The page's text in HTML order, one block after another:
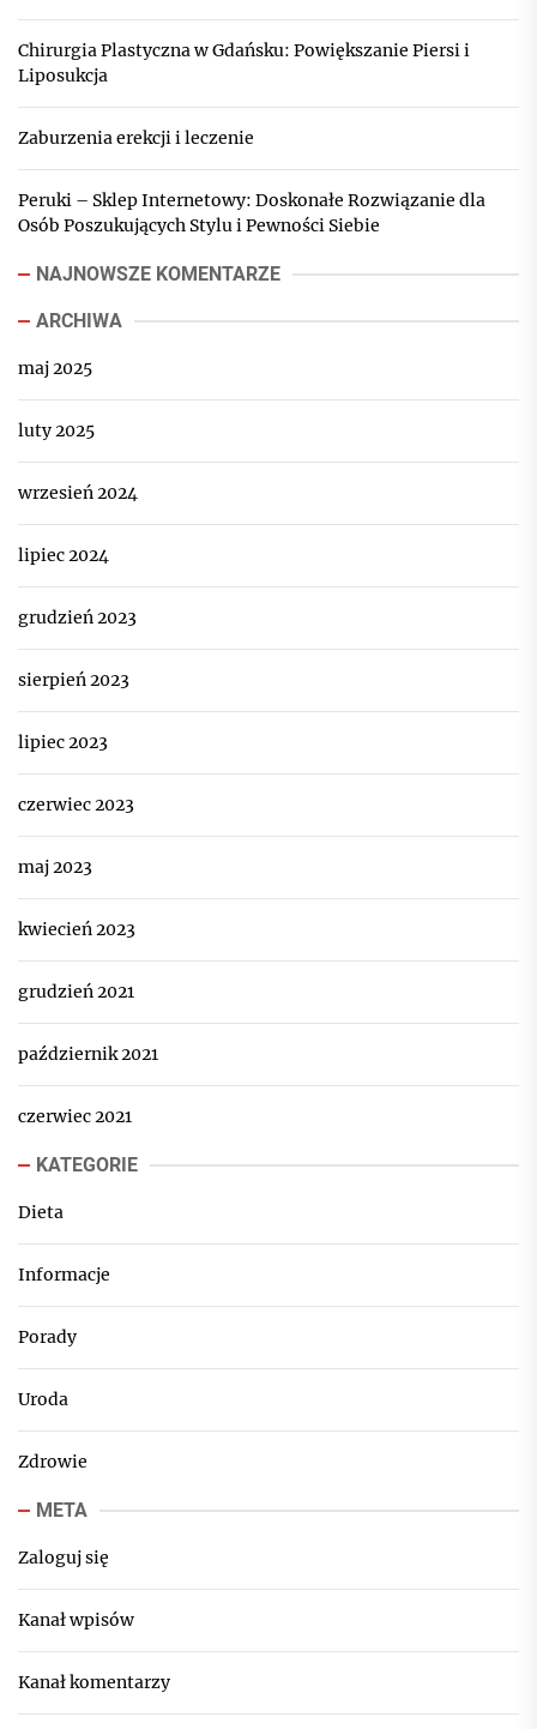
Chirurgia Plastyczna w Gdańsku: Powiększanie Piersi i
Liposukcja
Zaburzenia erekcji i leczenie
Peruki – Sklep Internetowy: Doskonałe Rozwiązanie dla
Osób Poszukujących Stylu i Pewności Siebie
NAJNOWSZE KOMENTARZE
ARCHIWA
maj 2025
luty 2025
wrzesień 2024
lipiec 2024
grudzień 2023
sierpień 2023
lipiec 2023
czerwiec 2023
maj 2023
kwiecień 2023
grudzień 2021
październik 2021
czerwiec 2021
KATEGORIE
Dieta
Informacje
Porady
Uroda
Zdrowie
META
Zaloguj się
Kanał wpisów
Kanał komentarzy